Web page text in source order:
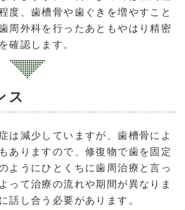
度、歯槽骨や歯ぐきを増やすこと
周外科を行ったあともやはり精密
確認します。
ス
は減少していますが、歯槽骨によ
ありますので、修復物で歯を固定
ようにひとくちに歯周治療と言っ
って治療の流れや期間が異なりま
話し合う必要があります。